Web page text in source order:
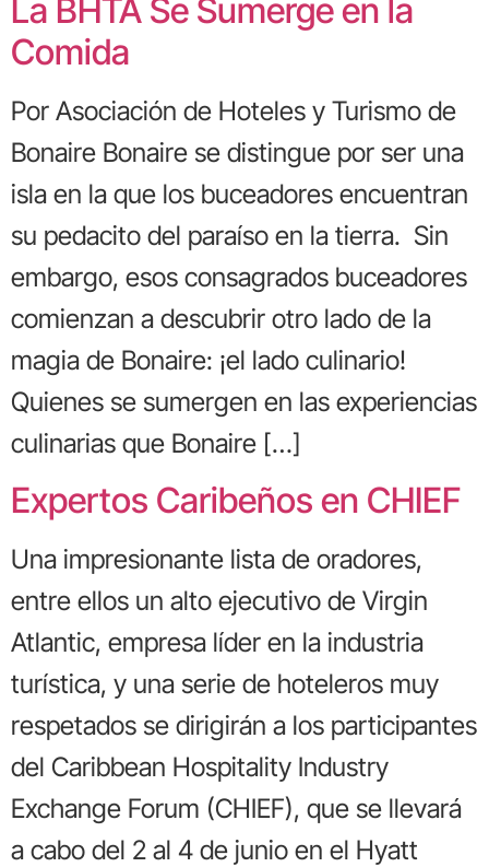
La BHTA Se Sumerge en la
Comida
Por Asociación de Hoteles y Turismo de
Bonaire Bonaire se distingue por ser una
isla en la que los buceadores encuentran
su pedacito del paraíso en la tierra. Sin
embargo, esos consagrados buceadores
comienzan a descubrir otro lado de la
magia de Bonaire: ¡el lado culinario!
Quienes se sumergen en las experiencias
culinarias que Bonaire […]
Expertos Caribeños en CHIEF
Una impresionante lista de oradores,
entre ellos un alto ejecutivo de Virgin
Atlantic, empresa líder en la industria
turística, y una serie de hoteleros muy
respetados se dirigirán a los participantes
del Caribbean Hospitality Industry
Exchange Forum (CHIEF), que se llevará
a cabo del 2 al 4 de junio en el Hyatt